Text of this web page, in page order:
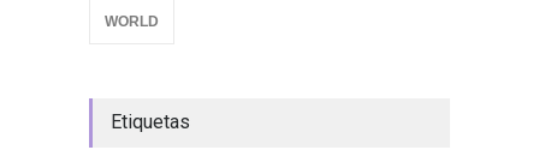
WORLD
Etiquetas